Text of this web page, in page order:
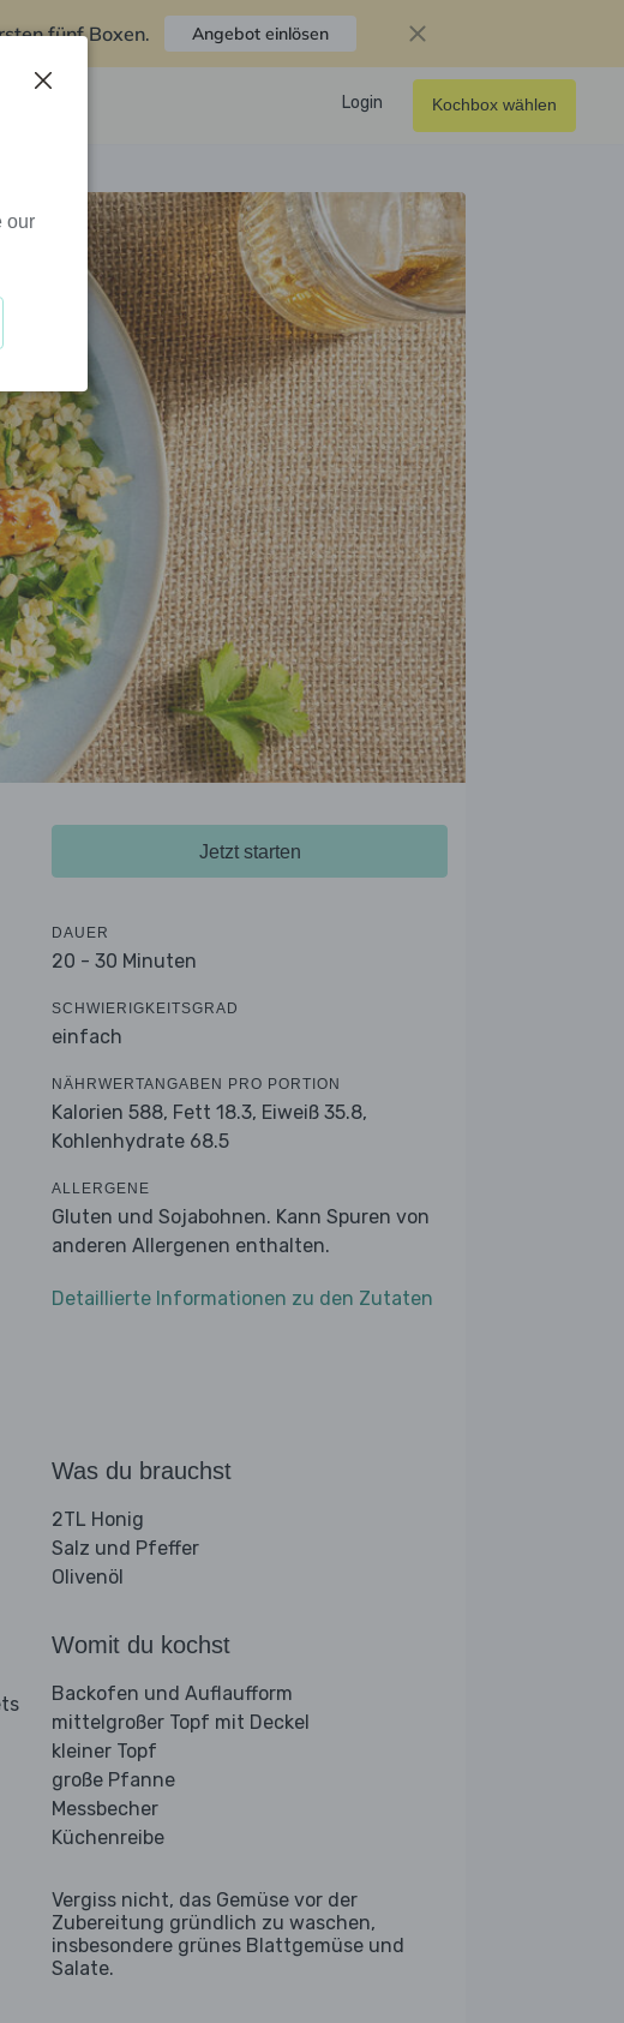
fünf Boxen. Angebot einlösen
Login Kochbox wählen
Jetzt starten
DAUER
20 - 30 Minuten
SCHWIERIGKEITSGRAD
einfach
NÄHRWERTANGABEN PRO PORTION
Kalorien 588, Fett 18.3, Eiweiß 35.8,
Kohlenhydrate 68.5
ALLERGENE
Gluten und Sojabohnen. Kann Spuren von
anderen Allergenen enthalten.
Detaillierte Informationen zu den Zutaten
Was du brauchst
2TL Honig
Salz und Pfeffer
Olivenöl
Womit du kochst
Backofen und Auflaufform
mittelgroßer Topf mit Deckel
kleiner Topf
große Pfanne
Messbecher
Küchenreibe
Vergiss nicht, das Gemüse vor der
Zubereitung gründlich zu waschen,
insbesondere grünes Blattgemüse und
Salate.
our